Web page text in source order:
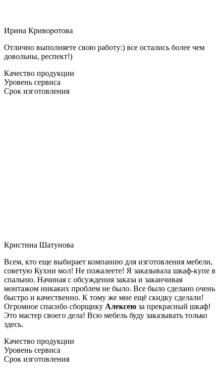
Ирина Криворотова
Отлично выполняете свою работу:) все остались более чем
довольны, респект!)
Качество продукции
Уровень сервиса
Срок изготовления
Кристина Шатунова
Всем, кто еще выбирает компанию для изготовления мебели,
советую Кухни мол! Не пожалеете! Я заказывала шкаф-купе в
спальню. Начиная с обсуждения заказа и заканчивая
монтажом никаких проблем не было. Все было сделано очень
быстро и качественно. К тому же мне ещё скидку сделали!
Огромное спасибо сборщику Алексею за прекрасный шкаф!
Это мастер своего дела! Всю мебель буду заказывать только
здесь.
Качество продукции
Уровень сервиса
Срок изготовления